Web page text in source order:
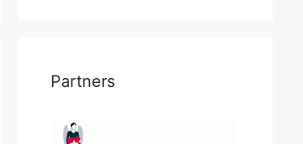
Partners